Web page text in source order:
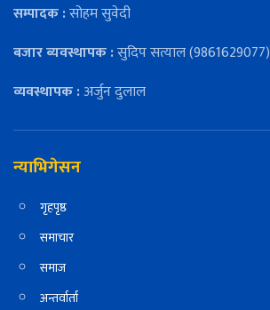
सम्पादक :सोहम सुवेदी
बजार ब्यवस्थापक :सुदिप सत्याल (9861629077)
व्यवस्थापक :अर्जुन दुलाल
न्याभिगेसन
गृहपृष्ठ
समाचार
समाज
अन्तर्वार्ता